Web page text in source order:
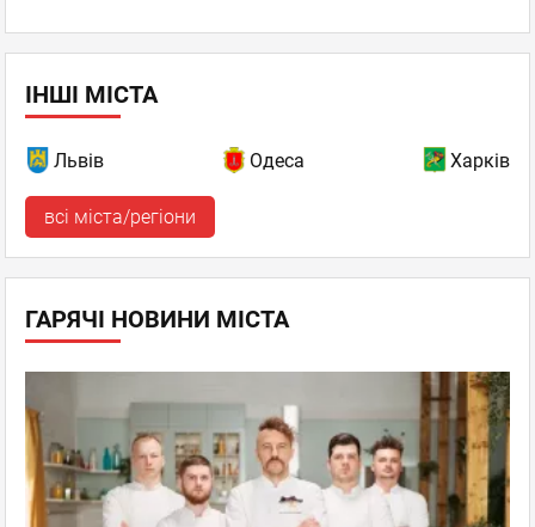
ІНШІ МІСТА
Львів Одеса Харків
всі міста/регіони
ГАРЯЧІ НОВИНИ МІСТА